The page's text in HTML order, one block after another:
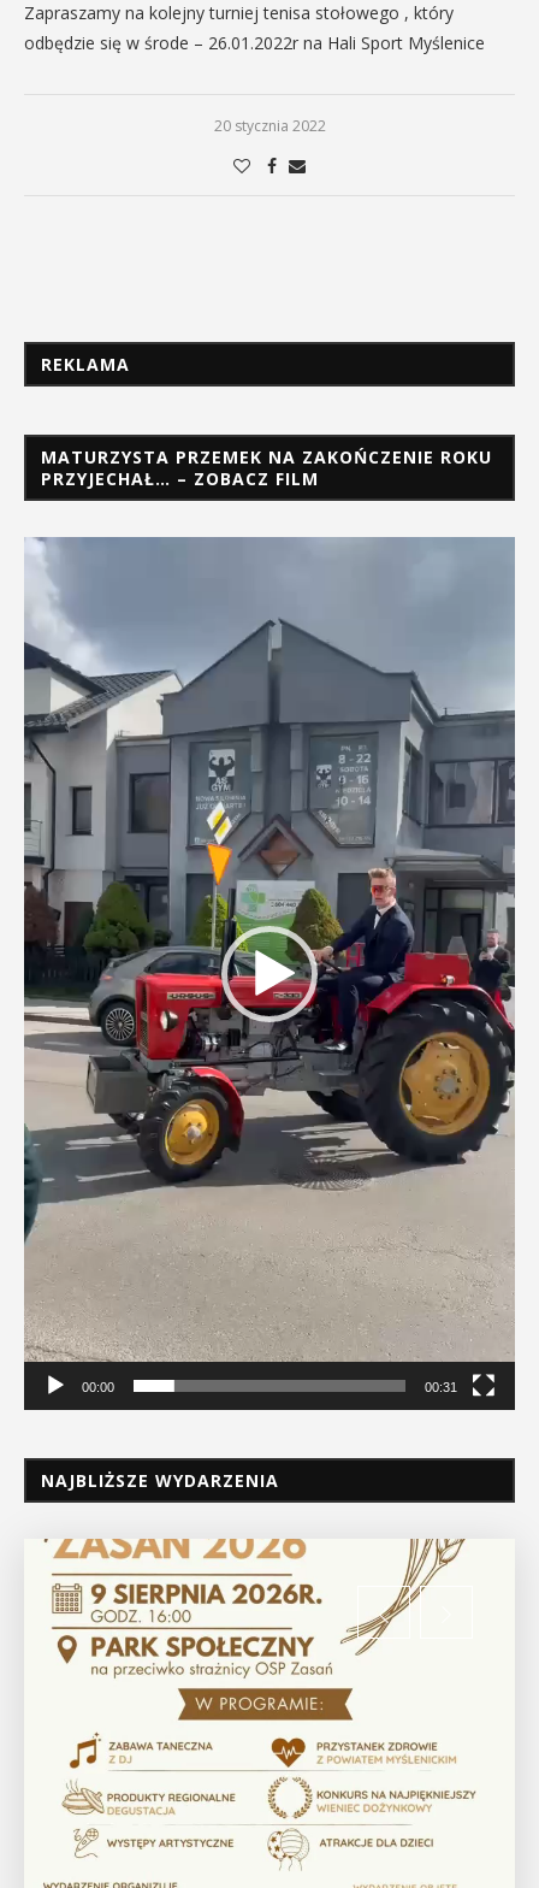
Zapraszamy na kolejny turniej tenisa stołowego , który
odbędzie się w środe – 26.01.2022r na Hali Sport Myślenice
20 stycznia 2022
REKLAMA
MATURZYSTA PRZEMEK NA ZAKOŃCZENIE ROKU
PRZYJECHAŁ… – ZOBACZ FILM
Odtwarzacz
00:00 00:31
NAJBLIŻSZE WYDARZENIA